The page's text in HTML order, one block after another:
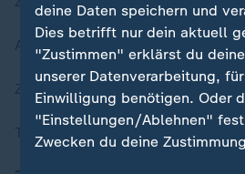
Aktuelle Sendungs-Videos
ZDFheute Stories
Themen im Überblick
deine Daten speichern und
Dies betrifft nur dein aktuell
"Zustimmen" erklärst du
unserer Datenverarbeitung,
Einwilligung benötigen. Oder
"Einstellungen/Ablehnen"
Zwecken du deine